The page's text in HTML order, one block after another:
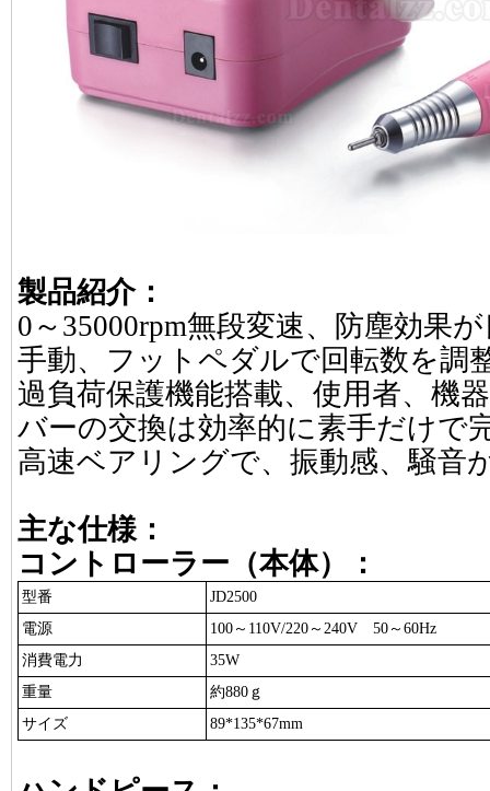
製品紹介：
0～35000rpm無段変速、防塵効果
手動、フットペダルで回転数を調
過負荷保護機能搭載、使用者、機
バーの交換は効率的に素手だけで
高速ベアリングで、振動感、騒音
主な仕様：
コントローラー（本体）：
型番
JD2500
電源
100～110V/220～240V 50～60Hz
消費電力
35W
重量
約880ｇ
サイズ
89*135*67mm